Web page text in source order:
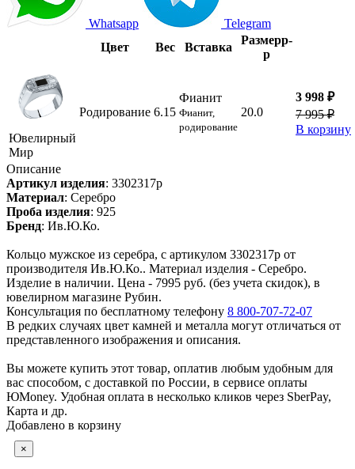
Whatsapp
Telegram
Цвет
Вес Вставка
Размерр-
р
Ювелирный
Мир
Родирование 6.15
Фианит
Фианит,
родирование
20.0
3 998 ₽
7 995 ₽
В корзину
Описание
Артикул изделия: 3302317р
Материал: Серебро
Проба изделия: 925
Бренд: Ив.Ю.Ко.
Кольцо мужское из серебра, с артикулом 3302317р от
производителя Ив.Ю.Ко.. Материал изделия - Серебро.
Изделие в наличии. Цена - 7995 руб. (без учета скидок), в
ювелирном магазине Рубин.
Консультация по бесплатному телефону 8 800-707-72-07
В редких случаях цвет камней и металла могут отличаться от
представленного изображения и описания.
Вы можете купить этот товар, оплатив любым удобным для
вас способом, с доставкой по России, в сервисе оплаты
ЮMoney. Удобная оплата в несколько кликов через SberPay,
Карта и др.
Добавлено в корзину
×